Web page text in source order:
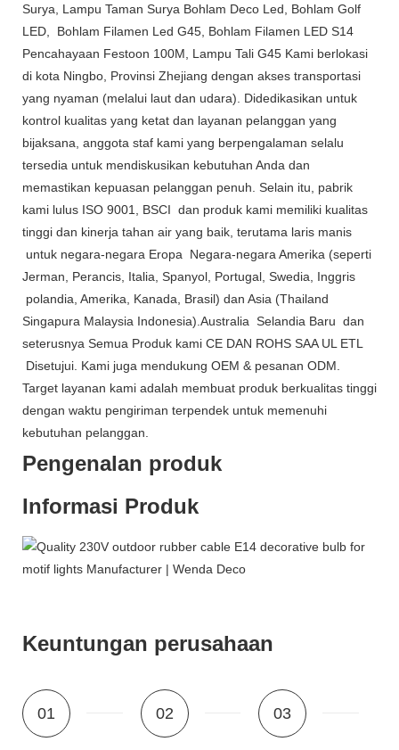
Surya, Lampu Taman Surya Bohlam Deco Led, Bohlam Golf
LED, Bohlam Filamen Led G45, Bohlam Filamen LED S14
Pencahayaan Festoon 100M, Lampu Tali G45 Kami berlokasi
di kota Ningbo, Provinsi Zhejiang dengan akses transportasi
yang nyaman (melalui laut dan udara). Didedikasikan untuk
kontrol kualitas yang ketat dan layanan pelanggan yang
bijaksana, anggota staf kami yang berpengalaman selalu
tersedia untuk mendiskusikan kebutuhan Anda dan
memastikan kepuasan pelanggan penuh. Selain itu, pabrik
kami lulus ISO 9001, BSCI dan produk kami memiliki kualitas
tinggi dan kinerja tahan air yang baik, terutama laris manis
untuk negara-negara Eropa Negara-negara Amerika (seperti
Jerman, Perancis, Italia, Spanyol, Portugal, Swedia, Inggris
polandia, Amerika, Kanada, Brasil) dan Asia (Thailand
Singapura Malaysia Indonesia).Australia Selandia Baru dan
seterusnya Semua Produk kami CE DAN ROHS SAA UL ETL
Disetujui. Kami juga mendukung OEM & pesanan ODM.
Target layanan kami adalah membuat produk berkualitas tinggi
dengan waktu pengiriman terpendek untuk memenuhi
kebutuhan pelanggan.
Pengenalan produk
Informasi Produk
Keuntungan perusahaan
01 02 03